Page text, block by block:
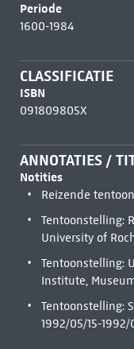
Periode
1600-1984
CLASSIFICATIE
ISBN
091809805X
ANNOTATIES /
Notities
Reizende
Tentoonstelling:
University of
Tentoonstelling:
Institute,
Tentoonstelling:
1992/05/15-